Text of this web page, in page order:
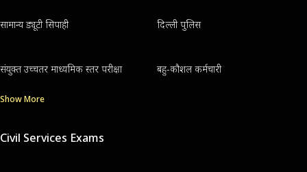
सामान्य ड्यूटी सिपाही दिल्ली पुलिस
संयुक्त उच्चतर माध्यमिक स्तर परीक्षा बहु-कौशल कर्मचारी
Show More
Civil Services Exams